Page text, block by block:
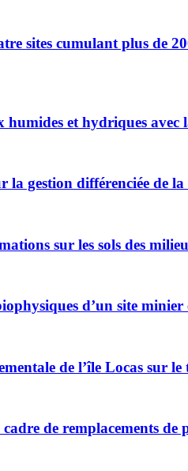
sites cumulant plus de
humides et hydriques
la gestion différenciée de
sur les sols des
d’un site
de l’île Locas sur
de remplacements